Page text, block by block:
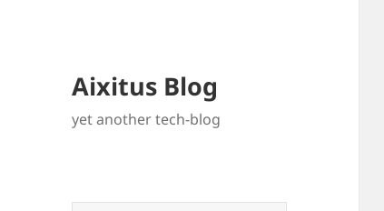
Aixitus Blog
yet another tech-blog